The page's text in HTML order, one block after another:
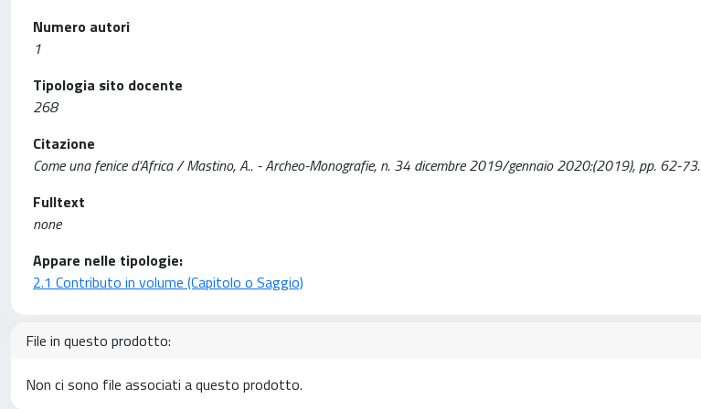
Numero autori
1
Tipologia sito docente
268
Citazione
Come una fenice d‘Africa / Mastino, A.. - Archeo-Monografie, n. 34 dicembre 2019/gennaio 2020:(2019), pp. 62-73.
Fulltext
none
Appare nelle tipologie:
2.1 Contributo in volume (Capitolo o Saggio)
File in questo prodotto:
Non ci sono file associati a questo prodotto.